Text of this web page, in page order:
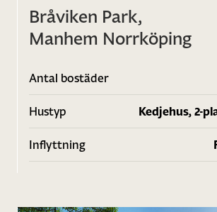
Bråviken Park,
Manhem Norrköping
Antal bostäder
Hustyp Kedjehus, 2-
Inflyttning